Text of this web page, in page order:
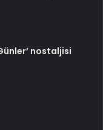
nostaljisi